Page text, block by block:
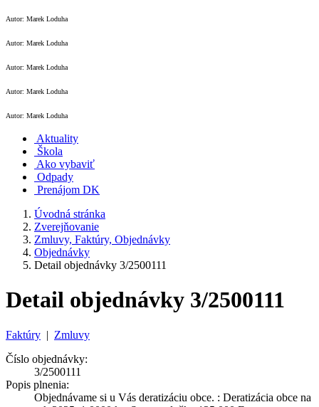
Autor: Marek Loduha
Autor: Marek Loduha
Autor: Marek Loduha
Autor: Marek Loduha
Autor: Marek Loduha
Aktuality
Škola
Ako vybaviť
Odpady
Prenájom DK
Úvodná stránka
Zverejňovanie
Zmluvy, Faktúry, Objednávky
Objednávky
Detail objednávky 3/2500111
Detail objednávky 3/2500111
Faktúry | Zmluvy
Číslo objednávky:
3/2500111
Popis plnenia:
Objednávame si u Vás deratizáciu obce. : Deratizácia obce na